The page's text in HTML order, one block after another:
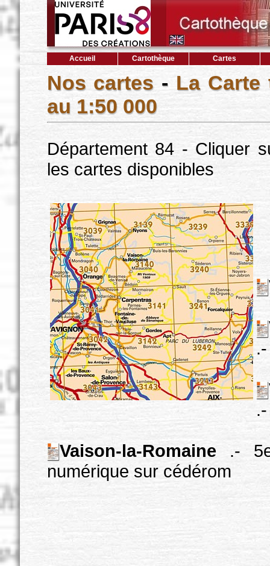
Accueil Cartothèque Cartes
Nos cartes - La Carte
au 1:50 000
Département 84 - Cliquer
les cartes disponibles
Vaison-la-Romaine.-
numérique sur cédérom